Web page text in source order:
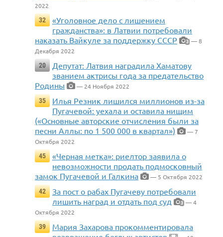
2022
32
«Уголовное дело с лишением
гражданства»: в Латвии потребовали
наказать Вайкуле за поддержку СССР
3 — 8
Декабря 2022
20
Депутат: Латвия наградила Хаматову
званием актрисы года за предательство
Родины
— 24 Ноября 2022
35
Илья Резник лишился миллионов из-за
Пугачевой: уехала и оставила нищим
(«Основные авторские отчисления были за
песни Аллы: по 1 500 000 в квартал»)
— 7
Октября 2022
45
«Черная метка»: риелтор заявила о
невозможности продать подмосковный
замок Пугачевой и Галкина
— 5 Октября 2022
42
За пост о рабах Пугачеву потребовали
лишить наград и отдать под суд
3 — 4
Октября 2022
39
Мария Захарова прокомментировала